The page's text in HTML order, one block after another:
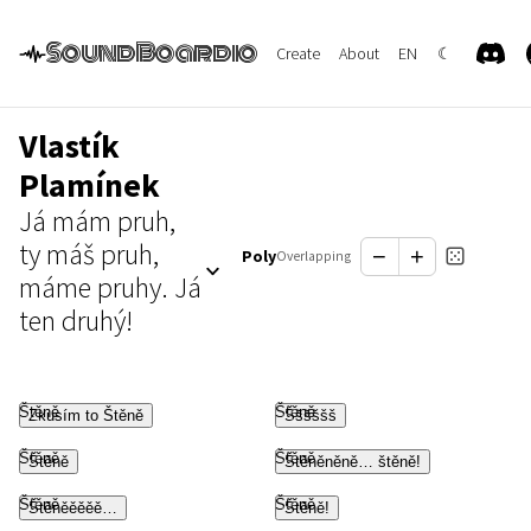
SoundBoardio Create About EN ☾
Vlastík
Plamínek
Já mám pruh,
ty máš pruh,
máme pruhy. Já
ten druhý!
PolyOverlapping − +
Zkusím to Štěně
Štěně Šššššš
Štěně
Štěně
Štěně Štěněněně… štěně!
Štěně
Štěněěěěě…
Štěně Štěně!
Štěně